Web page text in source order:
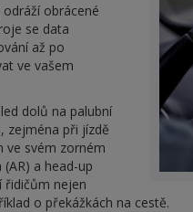
obrácené
se data
až po
ve vašem
dolů na palubní
zejména při jízdě
ve svém zorném
a head-up
řidičům nejen
o překážkách na cestě.